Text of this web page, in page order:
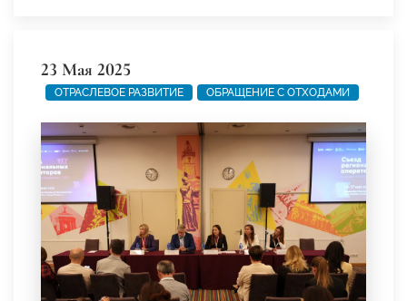
23 Мая 2025
ОТРАСЛЕВОЕ РАЗВИТИЕ ОБРАЩЕНИЕ С ОТХОДАМИ